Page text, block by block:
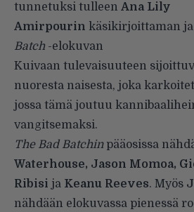
tunnetuksi tulleen Ana Lily
Amirpourin käsikirjoittaman
Batch -elokuvan
Kuivaan tulevaisuuteen
nuoresta naisesta, joka
jossa tämä joutuu
vangitsemaksi.
The Bad Batchinpääosissa
Waterhouse, Jason Momoa,
Ribisi ja Keanu Reeves. Myös
nähdään elokuvassa pienessä